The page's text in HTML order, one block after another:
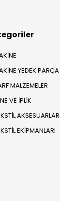
YEDEK PARÇA
MALZEMELER
VE İPLİK
AKSESUARLARI
EKİPMANLARI